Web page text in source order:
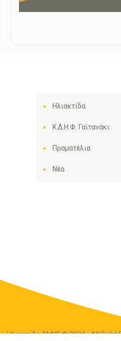
Ηλιακτίδα
Κ.Δ.Η.Φ. Γαϊτανάκι
Πραματέλια
Νέα
Ηλιακτίδα ΑΜΚΕ © 2024 - All Right